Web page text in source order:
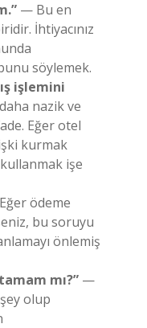
— Bu en
İhtiyacınız
söylemek.
işlemini
nazik ve
Eğer otel
kurmak
işe
ödeme
bu soruyu
önlemiş
mı?” —
şey olup